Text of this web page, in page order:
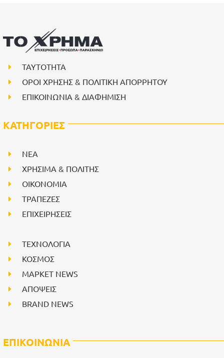
ΤΑΥΤΟΤΗΤΑ
ΟΡΟΙ ΧΡΗΣΗΣ & ΠΟΛΙΤΙΚΗ ΑΠΟΡΡΗΤΟΥ
ΕΠΙΚΟΙΝΩΝΙΑ & ΔΙΑΦΗΜΙΣΗ
ΚΑΤΗΓΟΡΙΕΣ
NEA
ΧΡΗΣΙΜΑ & ΠΟΛΙΤΗΣ
ΟΙΚΟΝΟΜΙΑ
ΤΡΑΠΕΖΕΣ
ΕΠΙΧΕΙΡΗΣΕΙΣ
ΤΕΧΝΟΛΟΓΙΑ
ΚΟΣΜΟΣ
ΜΑΡΚΕΤ NEWS
ΑΠΟΨΕΙΣ
BRAND NEWS
ΕΠΙΚΟΙΝΩΝΙΑ